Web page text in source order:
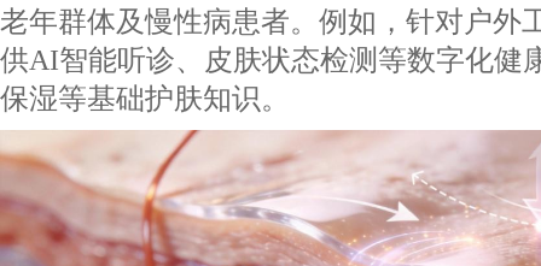
老年群体及慢性病患者。例如，针对户外
供AI智能听诊、皮肤状态检测等数字化健
保湿等基础护肤知识。